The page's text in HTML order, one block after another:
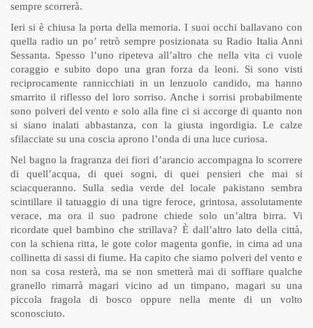
sempre scorrerà.
Ieri si è chiusa la porta della memoria. I suoi occhi ballavano con
quella radio un po’ retrò sempre posizionata su Radio Italia Anni
Sessanta. Spesso l’uno ripeteva all’altro che nella vita ci vuole
coraggio e subito dopo una gran forza da leoni. Si sono visti
reciprocamente rannicchiati in un lenzuolo candido, ma hanno
smarrito il riflesso del loro sorriso. Anche i sorrisi probabilmente
sono polveri del vento e solo alla fine ci si accorge di quanto non
si siano inalati abbastanza, con la giusta ingordigia. Le calze
sfilacciate su una coscia aprono l’onda di una luce curiosa.
Nel bagno la fragranza dei fiori d’arancio accompagna lo scorrere
di quell’acqua, di quei sogni, di quei pensieri che mai si
sciacqueranno. Sulla sedia verde del locale pakistano sembra
scintillare il tatuaggio di una tigre feroce, grintosa, assolutamente
verace, ma ora il suo padrone chiede solo un’altra birra. Vi
ricordate quel bambino che strillava? È dall’altro lato della città,
con la schiena ritta, le gote color magenta gonfie, in cima ad una
collinetta di sassi di fiume. Ha capito che siamo polveri del vento e
non sa cosa resterà, ma se non smetterà mai di soffiare qualche
granello rimarrà magari vicino ad un timpano, magari su una
piccola fragola di bosco oppure nella mente di un volto
sconosciuto.